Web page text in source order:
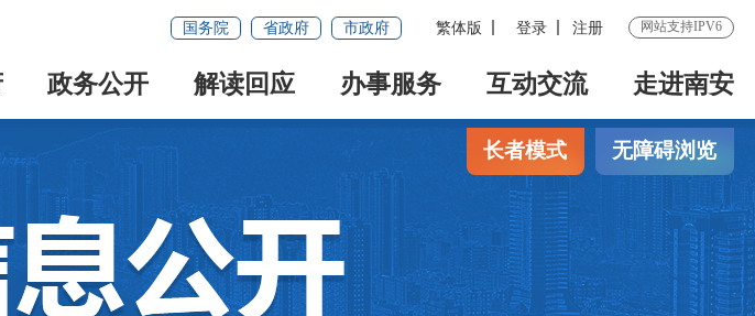
国务院 省政府 市政府 繁体版 登录 注册 网站支持IPV6
政务公开 解读回应 办事服务 互动交流 走进南安
长者模式 无障碍浏览